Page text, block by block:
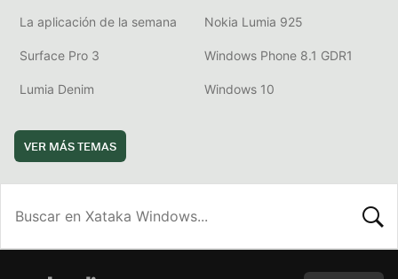
La aplicación de la semana Nokia Lumia 925
Surface Pro 3 Windows Phone 8.1 GDR1
Lumia Denim Windows 10
VER MÁS TEMAS